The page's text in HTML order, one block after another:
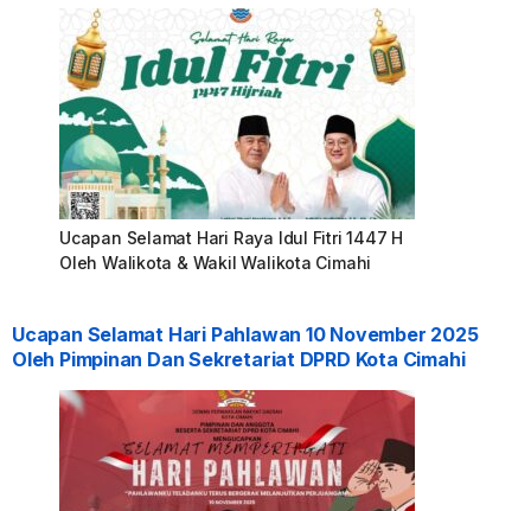
Ucapan Selamat Hari Raya Idul Fitri 1447 H
Oleh Walikota & Wakil Walikota Cimahi
Ucapan Selamat Hari Pahlawan 10 November 2025
Oleh Pimpinan Dan Sekretariat DPRD Kota Cimahi